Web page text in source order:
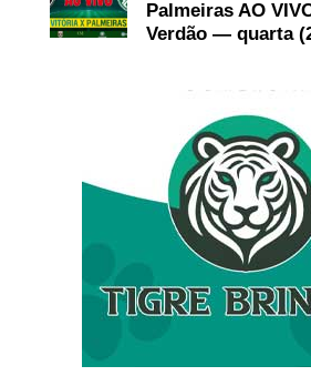
Palmeiras AO
Verdão — quarta